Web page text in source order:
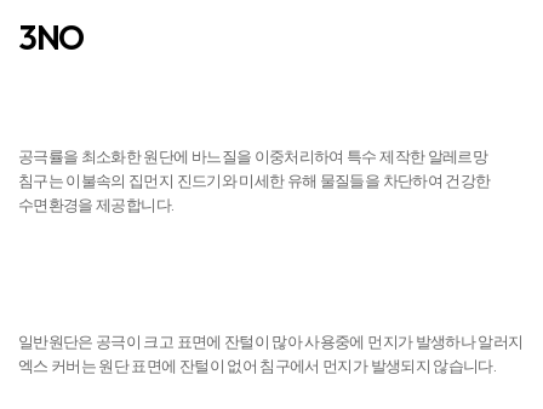
3NO
공극률을 최소화한 원단에 바느질을 이중처리하여 특수 제작한 알레르망
침구는 이불속의 집먼지 진드기와 미세한 유해 물질들을 차단하여 건강한
수면환경을 제공합니다.
일반원단은 공극이 크고 표면에 잔털이 많아 사용중에 먼지가 발생하나 알러지
엑스 커버는 원단 표면에 잔털이 없어 침구에서 먼지가 발생되지 않습니다.